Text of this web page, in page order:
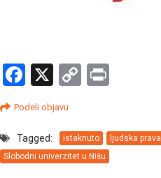
Facebook
X
Copy
Podeli objavu
Tagged: istaknuto ljudska prava
Slobodni univerzitet u Nišu